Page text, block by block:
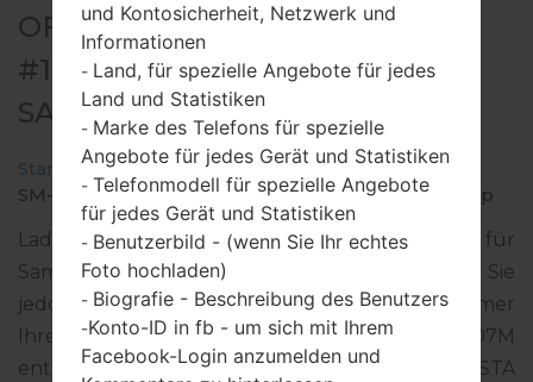
OFFIZIELLER FIRMWARE
#157491 FÜR SM-A207M -
SAMSUNGGALAXY A20S
Startseite →Galaxy A20s →SamsungSM-A207M
SM-A207M_1_20200523055854_02vd2vbrv2_fac.zip
Laden Sie das neueste Firmware-Update für
Samsung Galaxy A20s herunter. Vergessen Sie
jedoch nicht zu überprüfen, ob die Modellnummer
Ihres Smartphones dem angegebenen SM-A207M
entspricht. Der Firmware-Code ICE ist für COSTA
und Kontosicherheit, Netzwerk und
Informationen
- Land, für spezielle Angebote für jedes
Land und Statistiken
- Marke des Telefons für spezielle
Angebote für jedes Gerät und Statistiken
- Telefonmodell für spezielle Angebote
für jedes Gerät und Statistiken
- Benutzerbild - (wenn Sie Ihr echtes
Foto hochladen)
- Biografie - Beschreibung des Benutzers
-Konto-ID in fb - um sich mit Ihrem
Facebook-Login anzumelden und